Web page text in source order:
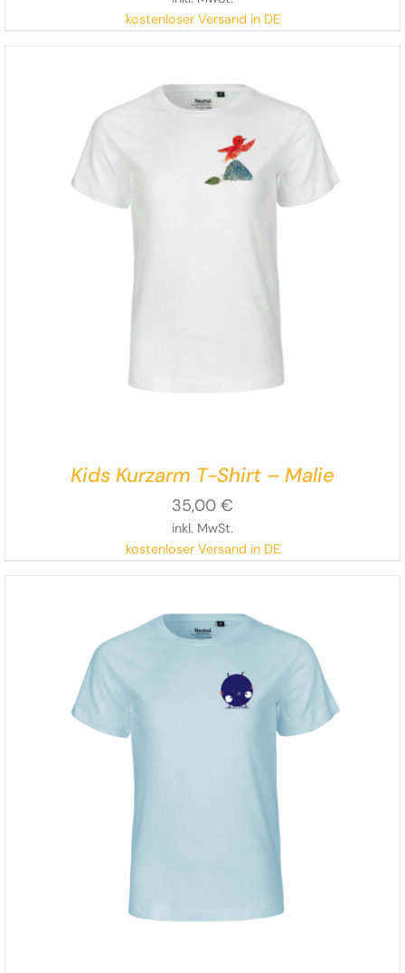
kostenloser Versand in DE
Kids Kurzarm T-Shirt – Malie
35,00 €
inkl. MwSt.
kostenloser Versand in DE